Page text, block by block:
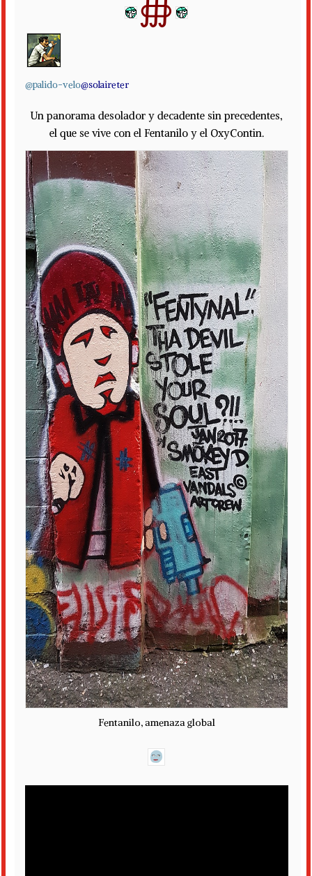
∰
@palido-velo@solaireter
Un panorama desolador y decadente sin precedentes,
el que se vive con el Fentanilo y el OxyContin.
Fentanilo, amenaza global